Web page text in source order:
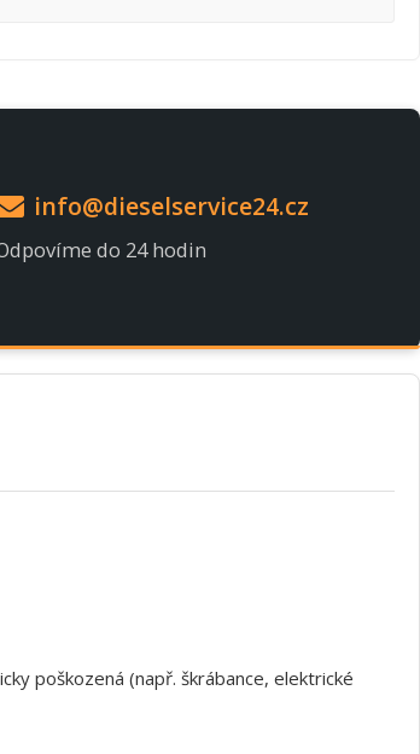
info@dieselservice24.cz
do 24 hodin
poškozená (např. škrábance, elektrické